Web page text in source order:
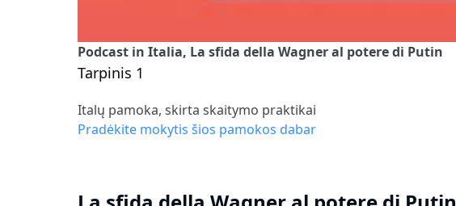
Podcast in Italia, La sfida della Wagner al potere di Putin
Tarpinis 1
Italų pamoka, skirta skaitymo praktikai
Pradėkite mokytis šios pamokos dabar